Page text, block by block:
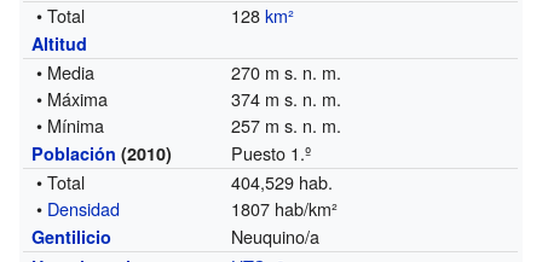
• Total 128km²
Altitud
• Media
270 m s. n. m.
• Máxima
374 m s. n. m.
• Mínima
257 m s. n. m.
Población (2010)
Puesto 1.º
• Total
404,529 hab.
• Densidad 1807 hab/km²
Gentilicio Neuquino/a